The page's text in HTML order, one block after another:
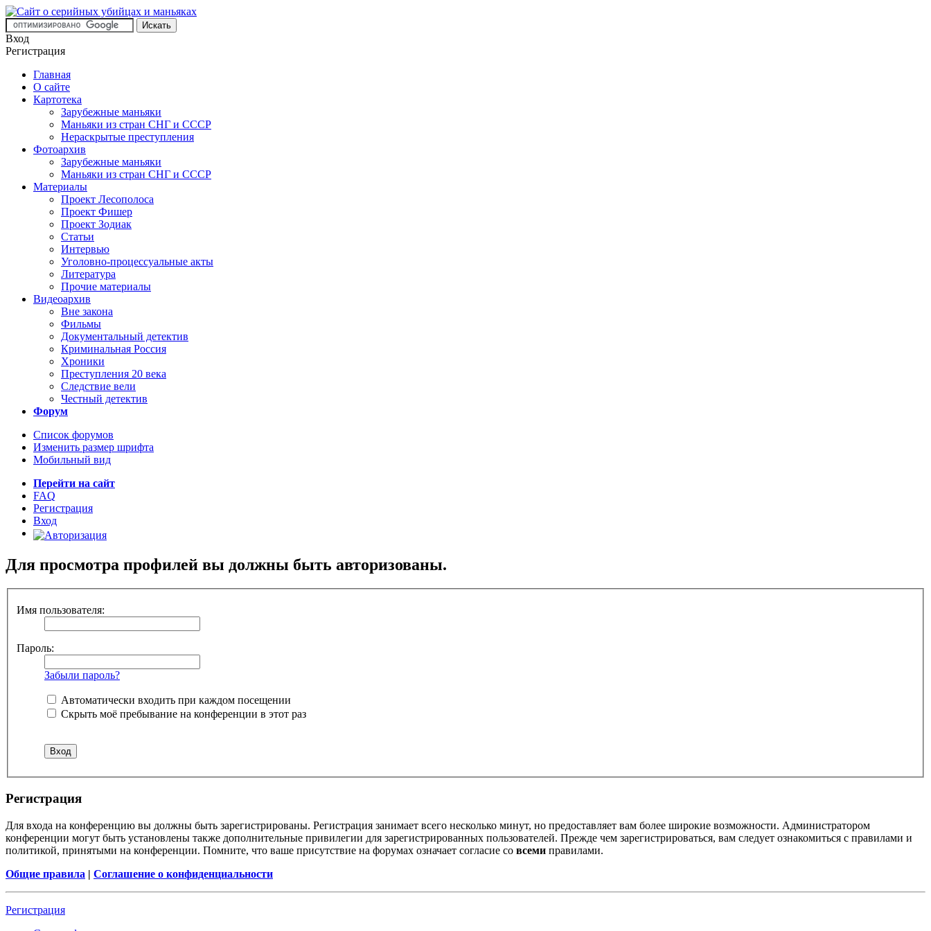
Вход
Регистрация
Главная
О сайте
Картотека
Зарубежные маньяки
Маньяки из стран СНГ и СССР
Нераскрытые преступления
Фотоархив
Зарубежные маньяки
Маньяки из стран СНГ и СССР
Материалы
Проект Лесополоса
Проект Фишер
Проект Зодиак
Статьи
Интервью
Уголовно-процессуальные акты
Литература
Прочие материалы
Видеоархив
Вне закона
Фильмы
Документальный детектив
Криминальная Россия
Хроники
Преступления 20 века
Следствие вели
Честный детектив
Форум
Список форумов
Изменить размер шрифта
Мобильный вид
Перейти на сайт
FAQ
Регистрация
Вход
Для просмотра профилей вы должны быть авторизованы.
Имя пользователя:
Пароль:
Забыли пароль?
Автоматически входить при каждом посещении
Скрыть моё пребывание на конференции в этот раз
Регистрация
Для входа на конференцию вы должны быть зарегистрированы. Регистрация занимает всего несколько минут, но предоставляет вам более широкие возможности. Администратором
конференции могут быть установлены также дополнительные привилегии для зарегистрированных пользователей. Прежде чем зарегистрироваться, вам следует ознакомиться с правилами и
политикой, принятыми на конференции. Помните, что ваше присутствие на форумах означает согласие со всеми правилами.
Общие правила | Соглашение о конфиденциальности
Регистрация